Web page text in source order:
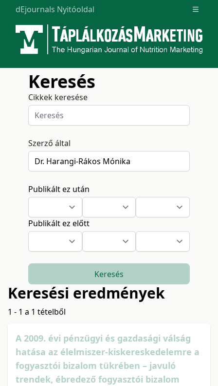
dEjournals Nyitóoldal Open
Keresés
Cikkek keresése
Szerző által
Publikált ez után
Publikált ez előtt
Keresés
Keresési eredmények
1 - 1 a 1 tételből
A 2009. évi pénzügyi és gazdasági válság
hatása az élelmiszer-kiskereskedelemre a
fogyasztói bizalom tükrében – javuló
trendek, ébredező fogyasztói bizalom